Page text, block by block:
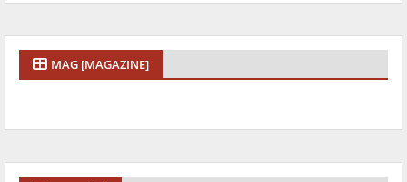
MAG [MAGAZINE]